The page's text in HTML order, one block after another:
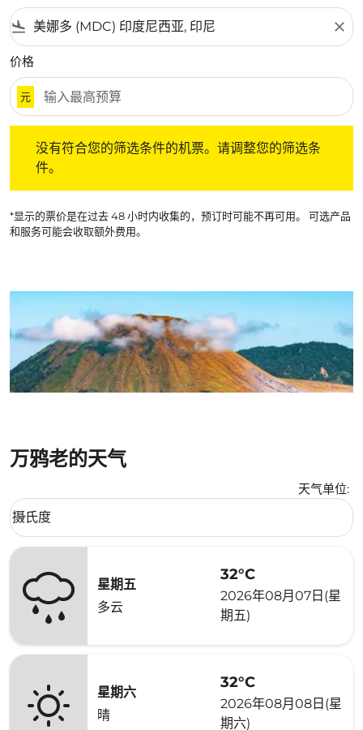
flight_land close
价格
元
没有符合您的筛选条件的机票。请调整您的筛选条
件。
*显示的票价是在过去 48 小时内收集的，预订时可能不再可用。 可选产品
和服务可能会收取额外费用。
万鸦老的天气
天气单位:
Weather unit option 摄氏度 Selected
摄氏度
keyboard_arrow_down
星期五
多云
32°C
2026年08月07日(星
期五)
星期六
晴
32°C
2026年08月08日(星
期六)